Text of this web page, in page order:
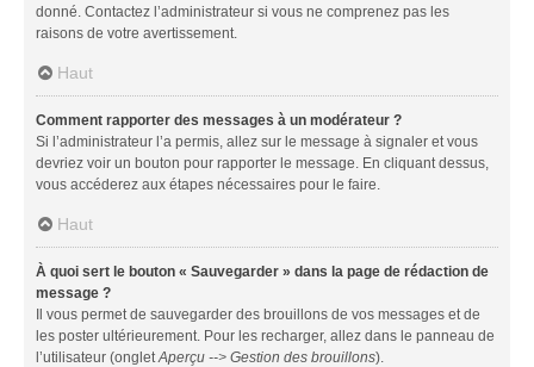
donné. Contactez l’administrateur si vous ne comprenez pas les
raisons de votre avertissement.
Haut
Comment rapporter des messages à un modérateur ?
Si l’administrateur l’a permis, allez sur le message à signaler et vous
devriez voir un bouton pour rapporter le message. En cliquant dessus,
vous accéderez aux étapes nécessaires pour le faire.
Haut
À quoi sert le bouton « Sauvegarder » dans la page de rédaction de
message ?
Il vous permet de sauvegarder des brouillons de vos messages et de
les poster ultérieurement. Pour les recharger, allez dans le panneau de
l’utilisateur (ongletAperçu --> Gestion des brouillons).